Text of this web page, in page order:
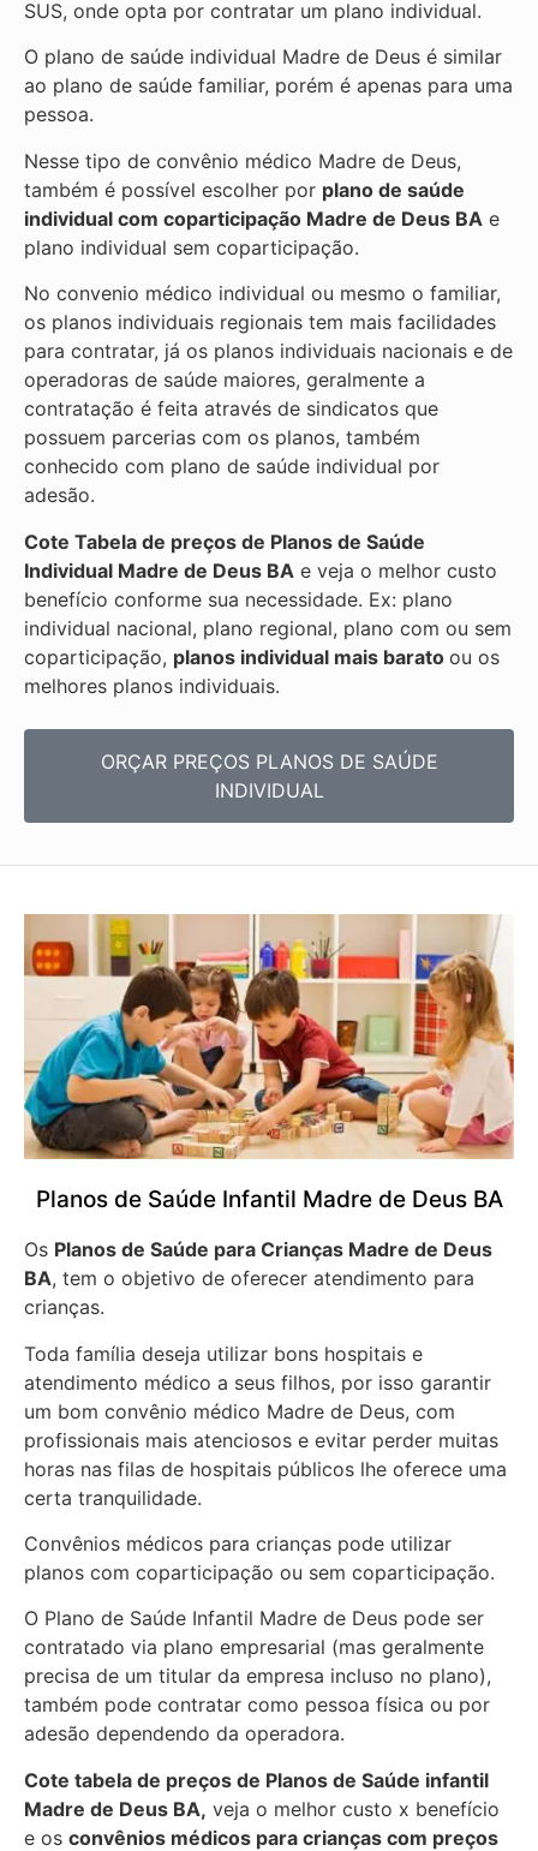
SUS, onde opta por contratar um plano individual.
O plano de saúde individual Madre de Deus é similar
ao plano de saúde familiar, porém é apenas para uma
pessoa.
Nesse tipo de convênio médico Madre de Deus,
também é possível escolher por plano de saúde
individual com coparticipação Madre de Deus BA e
plano individual sem coparticipação.
No convenio médico individual ou mesmo o familiar,
os planos individuais regionais tem mais facilidades
para contratar, já os planos individuais nacionais e de
operadoras de saúde maiores, geralmente a
contratação é feita através de sindicatos que
possuem parcerias com os planos, também
conhecido com plano de saúde individual por
adesão.
Cote Tabela de preços de Planos de Saúde
Individual Madre de Deus BA e veja o melhor custo
benefício conforme sua necessidade. Ex: plano
individual nacional, plano regional, plano com ou sem
coparticipação, planos individual mais barato ou os
melhores planos individuais.
ORÇAR PREÇOS PLANOS DE SAÚDE
INDIVIDUAL
Planos de Saúde Infantil Madre de Deus BA
Os Planos de Saúde para Crianças Madre de Deus
BA, tem o objetivo de oferecer atendimento para
crianças.
Toda família deseja utilizar bons hospitais e
atendimento médico a seus filhos, por isso garantir
um bom convênio médico Madre de Deus, com
profissionais mais atenciosos e evitar perder muitas
horas nas filas de hospitais públicos lhe oferece uma
certa tranquilidade.
Convênios médicos para crianças pode utilizar
planos com coparticipação ou sem coparticipação.
O Plano de Saúde Infantil Madre de Deus pode ser
contratado via plano empresarial (mas geralmente
precisa de um titular da empresa incluso no plano),
também pode contratar como pessoa física ou por
adesão dependendo da operadora.
Cote tabela de preços de Planos de Saúde infantil
Madre de Deus BA, veja o melhor custo x benefício
e os convênios médicos para crianças com preços